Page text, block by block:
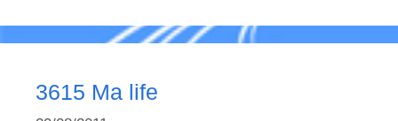
3615 Ma life